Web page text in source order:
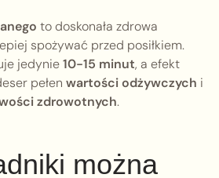
to doskonała zdrowa
spożywać przed posiłkiem.
jedynie10-15 minut, a efekt
pełen wartości odżywczych i
zdrowotnych.
można